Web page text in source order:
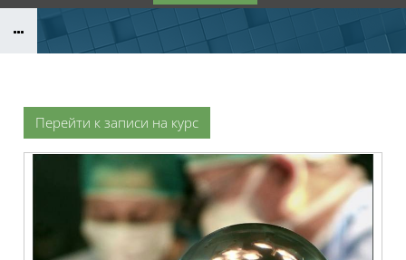
Перейти к записи на курс